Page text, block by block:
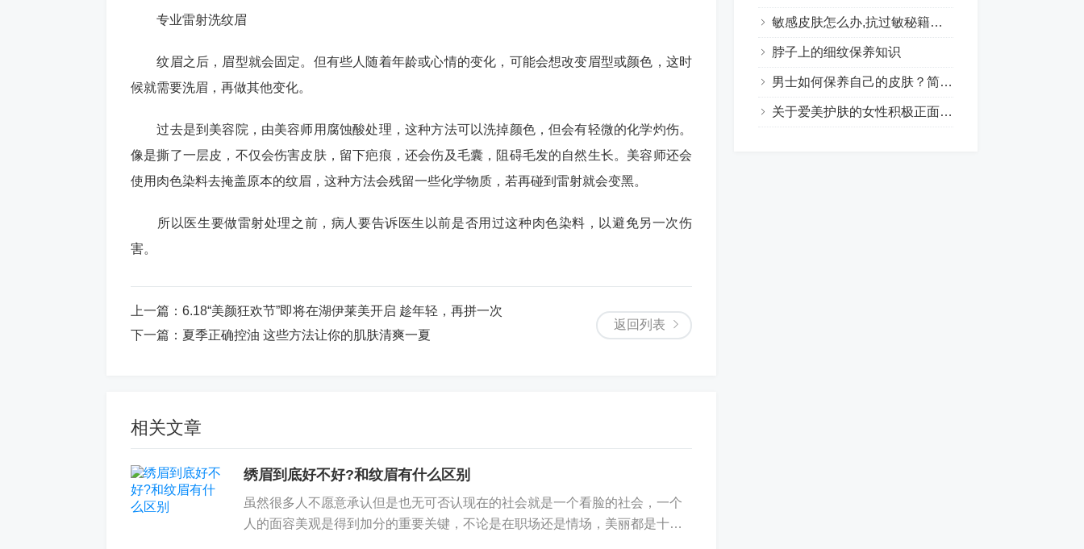
专业雷射洗纹眉
纹眉之后，眉型就会固定。但有些人随着年龄或心情的变化，可能会想改变眉型或颜色，这时
候就需要洗眉，再做其他变化。
过去是到美容院，由美容师用腐蚀酸处理，这种方法可以洗掉颜色，但会有轻微的化学灼伤。
像是撕了一层皮，不仅会伤害皮肤，留下疤痕，还会伤及毛囊，阻碍毛发的自然生长。美容师还会
使用肉色染料去掩盖原本的纹眉，这种方法会残留一些化学物质，若再碰到雷射就会变黑。
所以医生要做雷射处理之前，病人要告诉医生以前是否用过这种肉色染料，以避免另一次伤
害。
返回列表
上一篇： 6.18“美颜狂欢节”即将在湖伊莱美开启 趁年轻，再拼一次
下一篇： 夏季正确控油 这些方法让你的肌肤清爽一夏
相关文章
绣眉到底好不好?和纹眉有什么区别
虽然很多人不愿意承认但是也无可否认现在的社会就是一个看脸的社会，一个
人的面容美观是得到加分的重要关键，不论是在职场还是情场，美丽都是十分
敏感皮肤怎么办,抗过敏秘籍大集合
脖子上的细纹保养知识
男士如何保养自己的皮肤？简单的护肤让男士肌肤水嫩有光泽
关于爱美护肤的女性积极正面句子合集（24句）